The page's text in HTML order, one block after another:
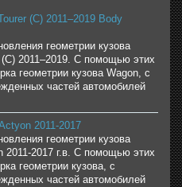
(C) 2011–2019 Body
геометрии кузова
2011–2019. С помощью этих
геометрии кузова Wagon, с
частей автомобилей
2011-2017
геометрии кузова
2011-2017 г.в. С помощью этих
геометрии кузова, с
частей автомобилей